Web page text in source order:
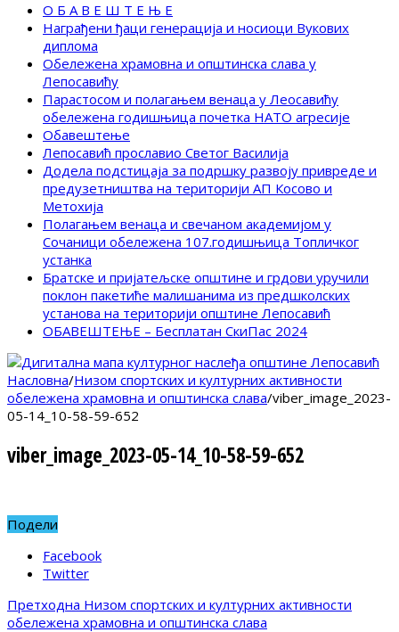
О Б А В Е Ш Т Е Њ Е
Награђени ђаци генерација и носиоци Вукових
диплома
Обележена храмовна и општинска слава у
Лепосавићу
Парастосом и полагањем венаца у Леосавићу
обележена годишњица почетка НАТО агресије
Обавештење
Лепосавић прославио Светог Василија
Додела подстицаја за подршку развоју привреде и
предузетништва на територији АП Косово и
Метохија
Полагањем венаца и свечаном академијом у
Сочаници обележена 107.годишњица Топличког
устанка
Братске и пријатељске општине и грдови уручили
поклон пакетиће малишанима из предшколских
установа на територији општине Лепосавић
ОБАВЕШТЕЊЕ – Бесплатан СкиПас 2024
Насловна/Низом спортских и културних активности
обележена храмовна и општинска слава/viber_image_2023-
05-14_10-58-59-652
viber_image_2023-05-14_10-58-59-652
Подели
Facebook
Twitter
Претходна Низом спортских и културних активности
обележена храмовна и општинска слава